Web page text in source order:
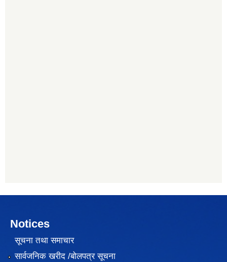
Notices
सूचना तथा समाचार
सार्वजनिक खरीद /बोलपत्र सूचना